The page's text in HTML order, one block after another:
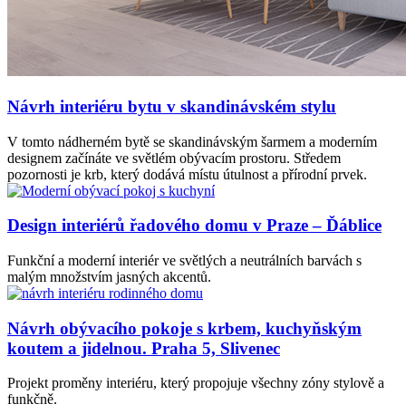
Návrh interiéru bytu v skandinávském stylu
V tomto nádherném bytě se skandinávským šarmem a moderním
designem začínáte ve světlém obývacím prostoru. Středem
pozornosti je krb, který dodává místu útulnost a přírodní prvek.
Design interiérů řadového domu v Praze – Ďáblice
Funkční a moderní interiér ve světlých a neutrálních barvách s
malým množstvím jasných akcentů.
Návrh obývacího pokoje s krbem, kuchyňským
koutem a jidelnou. Praha 5, Slivenec
Projekt proměny interiéru, který propojuje všechny zóny stylově a
funkčně.